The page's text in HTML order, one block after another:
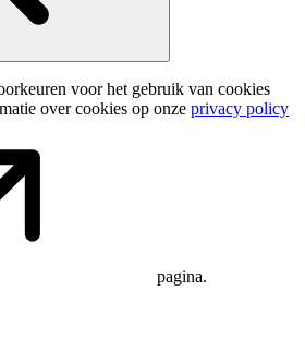
voor het gebruik van cookies
over cookies op onze privacy policy
pagina.